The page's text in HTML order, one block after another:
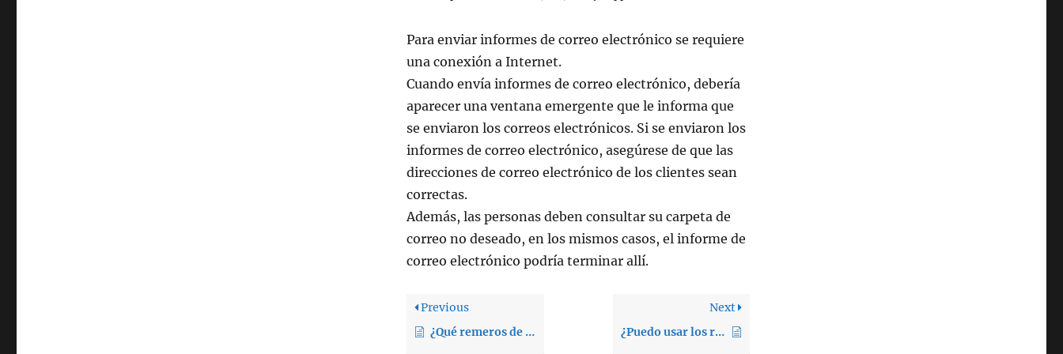
Para enviar informes de correo electrónico se requiere
una conexión a Internet.
Cuando envía informes de correo electrónico, debería
aparecer una ventana emergente que le informa que
se enviaron los correos electrónicos. Si se enviaron los
informes de correo electrónico, asegúrese de que las
direcciones de correo electrónico de los clientes sean
correctas.
Además, las personas deben consultar su carpeta de
correo no deseado, en los mismos casos, el informe de
correo electrónico podría terminar allí.
Previous
¿Qué remeros de interior son compatibles?
Next
¿Puedo usar los relojes deportivos Garmin con la aplicación Group Fitness?